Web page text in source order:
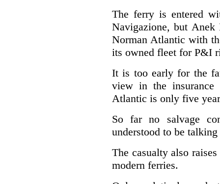
The ferry is entered
Navigazione, but Anek
Norman Atlantic with
its owned fleet for P&I
It is too early for the
view in the insurance
Atlantic is only five
So far no salvage
understood to be
The casualty also
modern ferries.